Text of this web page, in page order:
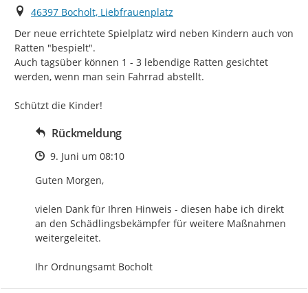
Ort
46397 Bocholt, Liebfrauenplatz
Der neue errichtete Spielplatz wird neben Kindern auch von
Ratten "bespielt".
Auch tagsüber können 1 - 3 lebendige Ratten gesichtet
werden, wenn man sein Fahrrad abstellt.
Schützt die Kinder!
Rückmeldung
Zeitpunkt des Erstellens
9. Juni um 08:10
Guten Morgen,
vielen Dank für Ihren Hinweis - diesen habe ich direkt
an den Schädlingsbekämpfer für weitere Maßnahmen
weitergeleitet.
Ihr Ordnungsamt Bocholt